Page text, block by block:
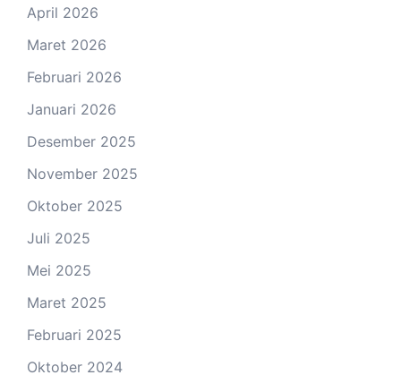
April 2026
Maret 2026
Februari 2026
Januari 2026
Desember 2025
November 2025
Oktober 2025
Juli 2025
Mei 2025
Maret 2025
Februari 2025
Oktober 2024